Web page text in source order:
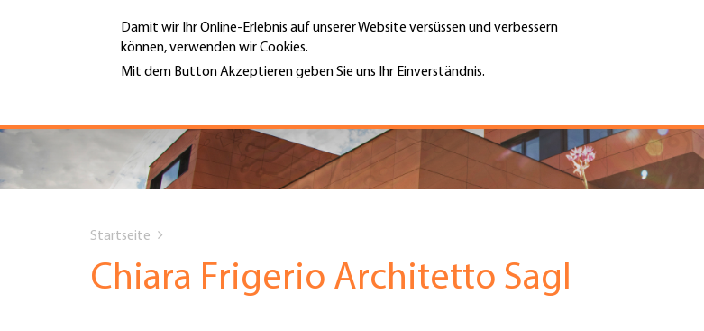
Damit wir Ihr Online-Erlebnis auf unserer Website versüssen und verbessern
können, verwenden wir Cookies.
Mit dem Button Akzeptieren geben Sie uns Ihr Einverständnis.
Hauptnavigation
PORTRÄT
DIENSTLEISTUNGEN
MENÜ
Top
Menu
are
Startseite
Chiara Frigerio Architetto Sagl